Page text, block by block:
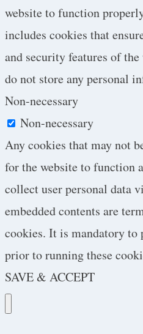
website to function
includes cookies that
and security features of
do not store any personal
Non-necessary
Non-necessary
Any cookies that may not
for the website to function
collect user personal data
embedded contents are
cookies. It is mandatory to
prior to running these
SAVE & ACCEPT